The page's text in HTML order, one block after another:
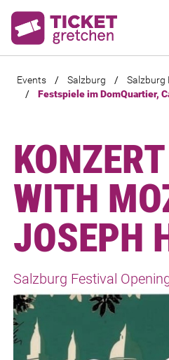
Events / Salzburg /
Salzburg
/
Festspiele im DomQuartier,
WITH
JOSEPH
Salzburg Festival